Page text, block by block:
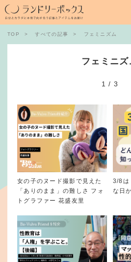
TOP すべての記事 フェミニズム
フェミニズ
1 / 3
女の子のヌード撮影で見えた
「ありのまま」の難しさ フォ
トグラファー 花盛友里
3/8は
な日